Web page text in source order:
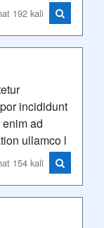
192 kali
incididunt
ad
ullamco l
154 kali